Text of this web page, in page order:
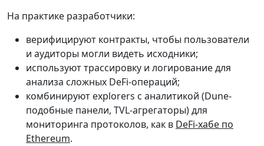
На практике разработчики:
верифицируют контракты, чтобы пользователи
и аудиторы могли видеть исходники;
используют трассировку и логирование для
анализа сложных DeFi-операций;
комбинируют explorers с аналитикой (Dune-
подобные панели, TVL-агрегаторы) для
мониторинга протоколов, как в DeFi-хабе по
Ethereum.